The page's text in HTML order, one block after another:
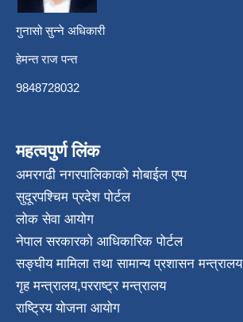
गुनासो सुन्ने अधिकारी
हेमन्त राज पन्त
9848728032
महत्वपुर्ण लिंक
अमरगढी नगरपालिकाको मोबाईल एप्प
सुदूरपश्चिम प्रदेश पोर्टल
लोक सेवा आयोग
नेपाल सरकारको आधिकारिक पोर्टल
सङ्घीय मामिला तथा सामान्य प्रशासन मन्त्रालय
गृह मन्त्रालय,परराष्ट्र मन्त्रालय
राष्ट्रिय योजना आयोग